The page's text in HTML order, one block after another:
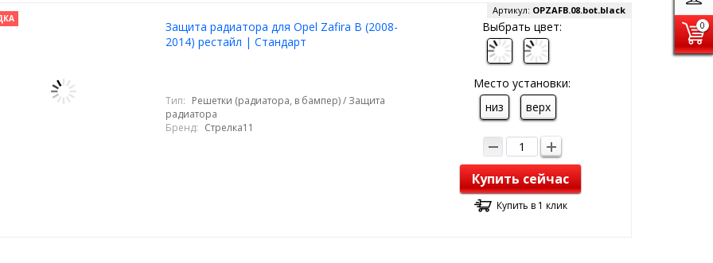
0
Защита радиатора для Opel Zafira B (2008-
2014) рестайл | Стандарт
Артикул: OPZAFB.08.bot.black
Тип: Решетки (радиатора, в бампер) / Защита
радиатора
Бренд: Стрелка11
Выбрать цвет:
Место установки:
низ
верх
Купить сейчас
Купить в 1 клик